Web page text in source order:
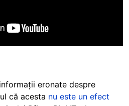
eronate despre
că acesta nu este un efect